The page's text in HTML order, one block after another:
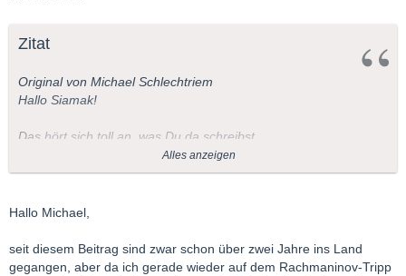
Zitat
Original von Michael Schlechtriem
Hallo Siamak!
Das hört sich toll an, was Du da schreibst.
Diese CD werde ich mir auf diese Empfehlung in jedem Falle
kaufen!
langsam genommen....
accelerando und in tempo steht, wo die meisten Interpreten
langsamer werden und den Höhepunkt kaputtwalzen.
Alles anzeigen
Hallo Michael,
seit diesem Beitrag sind zwar schon über zwei Jahre ins Land
gegangen, aber da ich gerade wieder auf dem Rachmaninov-Tripp